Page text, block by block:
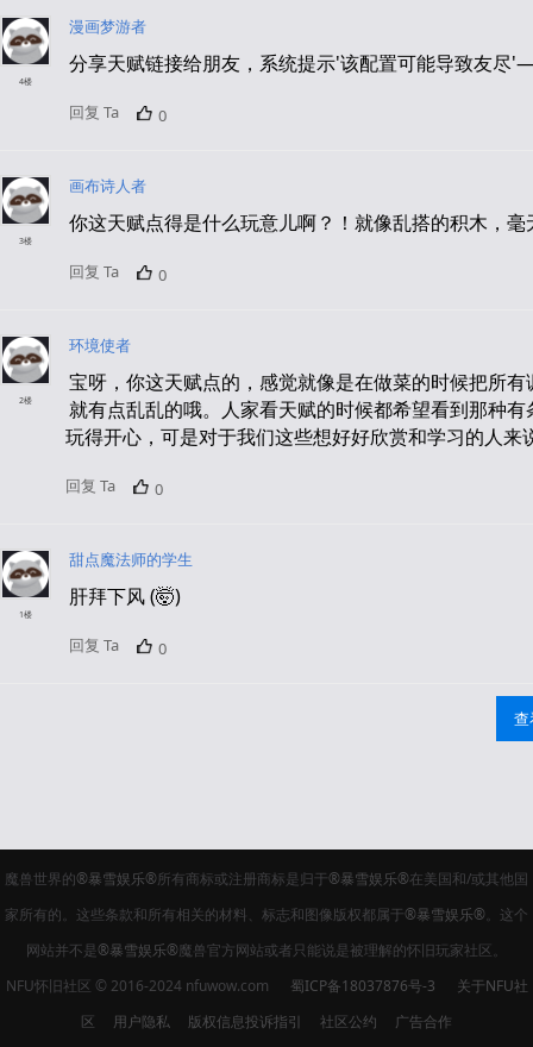
4楼
漫画梦游者
分享天赋链接给朋友，系统提示'该配置可能导致友尽
回复 Ta 0
3楼
画布诗人者
你这天赋点得是什么玩意儿啊？！就像乱搭的积木，
回复 Ta 0
2楼
环境使者
宝呀，你这天赋点的，感觉就像是在做菜的时候把所
就有点乱乱的哦。人家看天赋的时候都希望看到那种
玩得开心，可是对于我们这些想好好欣赏和学习的人来
回复 Ta 0
1楼
甜点魔法师的学生
肝拜下风 (🤯)
回复 Ta 0
查
魔兽世界的®暴雪娱乐®所有商标或注册商标是归于®暴雪娱乐®在美国和/或其他国
家所有的。这些条款和所有相关的材料、标志和图像版权都属于®暴雪娱乐®。这个
网站并不是®暴雪娱乐®魔兽官方网站或者只能说是被理解的怀旧玩家社区。
NFU怀旧社区 © 2016-2024 nfuwow.com
蜀ICP备18037876号-3
关于NFU社
区
用户隐私 版权信息投诉指引 社区公约 广告合作